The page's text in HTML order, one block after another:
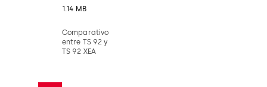
1.14 MB
Comparativo
entre TS 92 y
TS 92 XEA